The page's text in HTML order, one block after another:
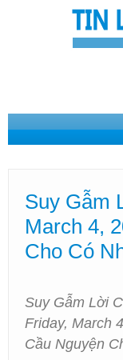
Home
Phát Thanh
Các Hội
Suy Gẫm
March 4,
Cho Có
Suy Gẫm Lời
Friday, March
Cầu Nguyện